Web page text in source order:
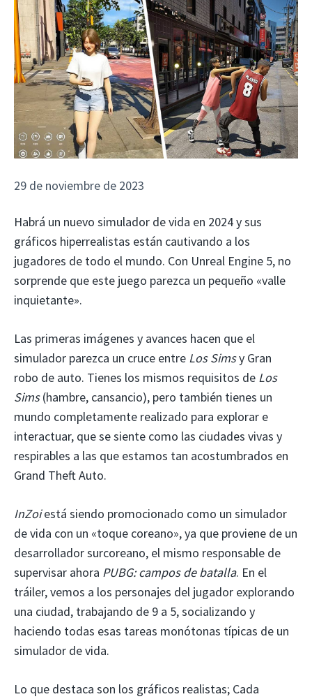
29 de noviembre de 2023
Habrá un nuevo simulador de vida en 2024 y sus
gráficos hiperrealistas están cautivando a los
jugadores de todo el mundo. Con Unreal Engine 5, no
sorprende que este juego parezca un pequeño «valle
inquietante».
Las primeras imágenes y avances hacen que el
simulador parezca un cruce entre Los Simsy Gran
robo de auto. Tienes los mismos requisitos de Los
Sims(hambre, cansancio), pero también tienes un
mundo completamente realizado para explorar e
interactuar, que se siente como las ciudades vivas y
respirables a las que estamos tan acostumbrados en
Grand Theft Auto.
InZoiestá siendo promocionado como un simulador
de vida con un «toque coreano», ya que proviene de un
desarrollador surcoreano, el mismo responsable de
supervisar ahora PUBG: campos de batalla. En el
tráiler, vemos a los personajes del jugador explorando
una ciudad, trabajando de 9 a 5, socializando y
haciendo todas esas tareas monótonas típicas de un
simulador de vida.
Lo que destaca son los gráficos realistas; Cada